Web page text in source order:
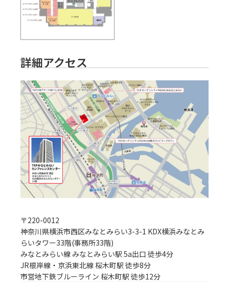
詳細アクセス
〒220-0012
神奈川県横浜市西区みなとみらい3-3-1 KDX横浜みなとみ
らいタワー33階(事務所33階)
みなとみらい線 みなとみらい駅 5a出口 徒歩4分
JR根岸線・京浜東北線 桜木町駅 徒歩8分
市営地下鉄ブルーライン 桜木町駅 徒歩12分